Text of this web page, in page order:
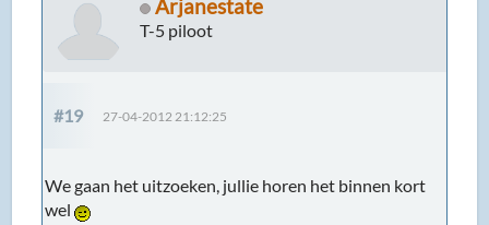
Arjanestate
T-5 piloot
#19 27-04-2012 21:12:25
We gaan het uitzoeken, jullie horen het binnen kort
wel